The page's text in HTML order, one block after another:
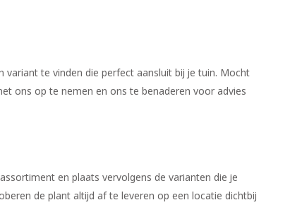
variant te vinden die perfect aansluit bij je tuin. Mocht
ons op te nemen en ons te benaderen voor advies
en plaats vervolgens de varianten die je
de plant altijd af te leveren op een locatie dichtbij